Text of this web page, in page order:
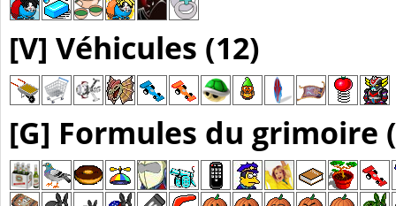
[V] Véhicules (12)
[G] Formules du grimoire